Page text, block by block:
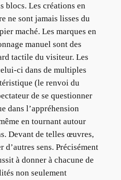
blocs. Les créations en
ne sont jamais lisses du
maché. Les marques en
manuel sont des
tactile du visiteur. Les
ci dans de multiples
(le renvoi du
de se questionner
dans l’appréhension
en tournant autour
Devant de telles œuvres,
sens. Précisément
à donner à chacune de
non seulement